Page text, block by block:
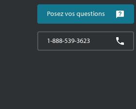
Posez vos questions
1-888-539-3623